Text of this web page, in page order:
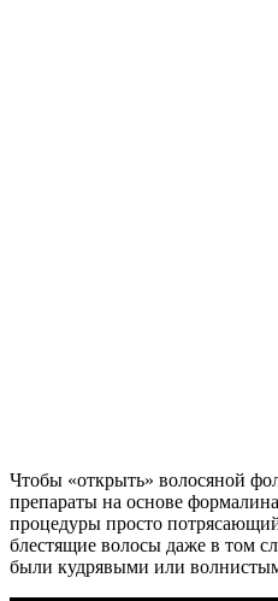
Чтобы «открыть» волосяной
препараты на основе
процедуры просто
блестящие волосы даже в том
были кудрявыми или